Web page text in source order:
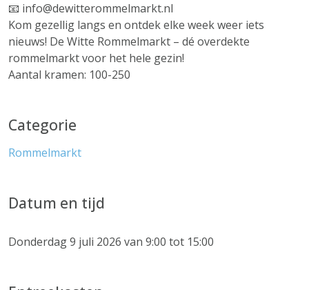
📧 info@dewitterommelmarkt.nl
Kom gezellig langs en ontdek elke week weer iets
nieuws! De Witte Rommelmarkt – dé overdekte
rommelmarkt voor het hele gezin!
Aantal kramen: 100-250
Categorie
Rommelmarkt
Datum en tijd
Donderdag 9 juli 2026 van 9:00 tot 15:00